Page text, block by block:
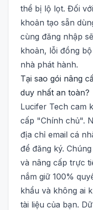
thể bị lộ lọt. Đối
khoản tạo sẵn
cùng đăng nhập
khoản, lỗi đồng
nhà phát hành.
Tại sao gói nâng
duy nhất an toàn?
Lucifer Tech cam
cấp "Chính chủ".
địa chỉ email cá
để đăng ký.
và nâng cấp trực
nắm giữ 100%
khẩu và không ai
tài liệu của bạn.